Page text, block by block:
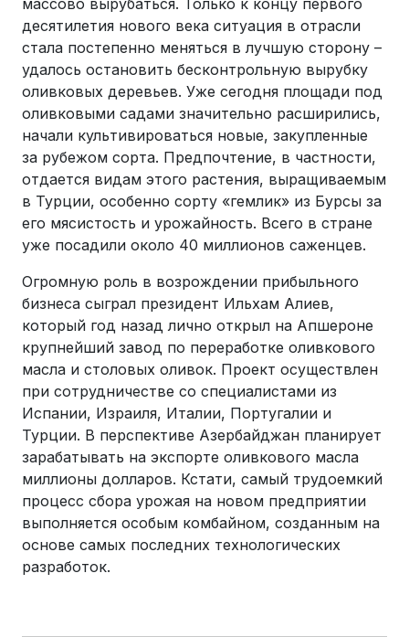
массово вырубаться. Только к концу первого
десятилетия нового века ситуация в отрасли
стала постепенно меняться в лучшую сторону –
удалось остановить бесконтрольную вырубку
оливковых деревьев. Уже сегодня площади под
оливковыми садами значительно расширились,
начали культивироваться новые, закупленные
за рубежом сорта. Предпочтение, в частности,
отдается видам этого растения, выращиваемым
в Турции, особенно сорту «гемлик» из Бурсы за
его мясистость и урожайность. Всего в стране
уже посадили около 40 миллионов саженцев.
Огромную роль в возрождении прибыльного
бизнеса сыграл президент Ильхам Алиев,
который год назад лично открыл на Апшероне
крупнейший завод по переработке оливкового
масла и столовых оливок. Проект осуществлен
при сотрудничестве со специалистами из
Испании, Израиля, Италии, Португалии и
Турции. В перспективе Азербайджан планирует
зарабатывать на экспорте оливкового масла
миллионы долларов. Кстати, самый трудоемкий
процесс сбора урожая на новом предприятии
выполняется особым комбайном, созданным на
основе самых последних технологических
разработок.